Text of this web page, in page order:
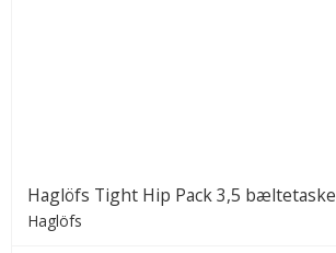
Haglöfs Tight Hip Pack 3,5 bæltetaske
Haglöfs